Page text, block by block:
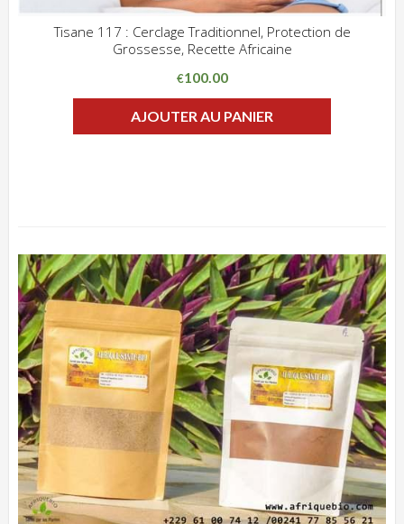
CLIQUEZ POUR VOIR
ADD WISHLIST
Tisane 117 : Cerclage Traditionnel, Protection de
Grossesse, Recette Africaine
€100.00
AJOUTER AU PANIER